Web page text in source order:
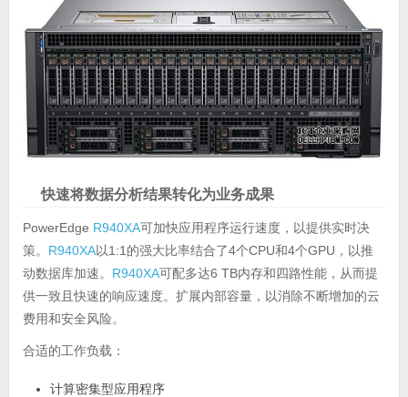
快速将数据分析结果转化为业务成果
PowerEdge R940XA可加快应用程序运行速度，以提供实时决
策。 R940XA以1:1的强大比率结合了4个CPU和4个GPU，以推
动数据库加速。 R940XA可配多达6 TB内存和四路性能，从而提
供一致且快速的响应速度。扩展内部容量，以消除不断增加的云
费用和安全风险。
合适的工作负载：
计算密集型应用程序